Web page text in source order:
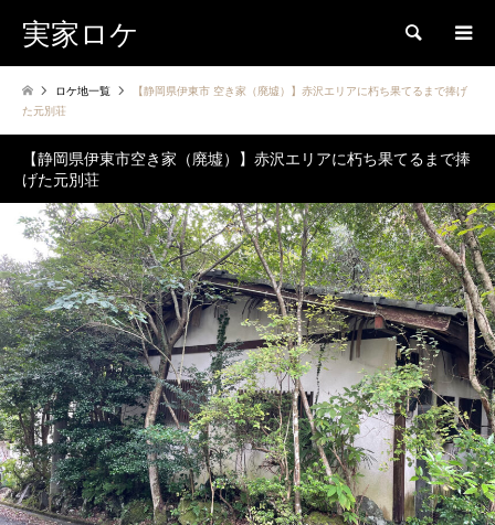
実家ロケ 検索
ロケ地一覧
【静岡県伊東市 空き家（廃墟）】赤沢エリアに朽ち果てるまで捧げ
た元別荘
【静岡県伊東市空き家（廃墟）】赤沢エリアに朽ち果てるまで捧
げた元別荘